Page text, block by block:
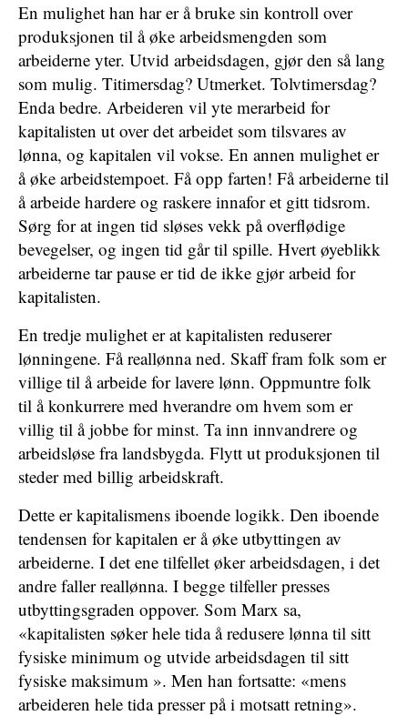
En mulighet han har er å bruke sin kontroll over
produksjonen til å øke arbeidsmengden som
arbeiderne yter. Utvid arbeidsdagen, gjør den så lang
som mulig. Titimersdag? Utmerket. Tolvtimersdag?
Enda bedre. Arbeideren vil yte merarbeid for
kapitalisten ut over det arbeidet som tilsvares av
lønna, og kapitalen vil vokse. En annen mulighet er
å øke arbeidstempoet. Få opp farten! Få arbeiderne til
å arbeide hardere og raskere innafor et gitt tidsrom.
Sørg for at ingen tid sløses vekk på overflødige
bevegelser, og ingen tid går til spille. Hvert øyeblikk
arbeiderne tar pause er tid de ikke gjør arbeid for
kapitalisten.
En tredje mulighet er at kapitalisten reduserer
lønningene. Få reallønna ned. Skaff fram folk som er
villige til å arbeide for lavere lønn. Oppmuntre folk
til å konkurrere med hverandre om hvem som er
villig til å jobbe for minst. Ta inn innvandrere og
arbeidsløse fra landsbygda. Flytt ut produksjonen til
steder med billig arbeidskraft.
Dette er kapitalismens iboende logikk. Den iboende
tendensen for kapitalen er å øke utbyttingen av
arbeiderne. I det ene tilfellet øker arbeidsdagen, i det
andre faller reallønna. I begge tilfeller presses
utbyttingsgraden oppover. Som Marx sa,
«kapitalisten søker hele tida å redusere lønna til sitt
fysiske minimum og utvide arbeidsdagen til sitt
fysiske maksimum ». Men han fortsatte: «mens
arbeideren hele tida presser på i motsatt retning».